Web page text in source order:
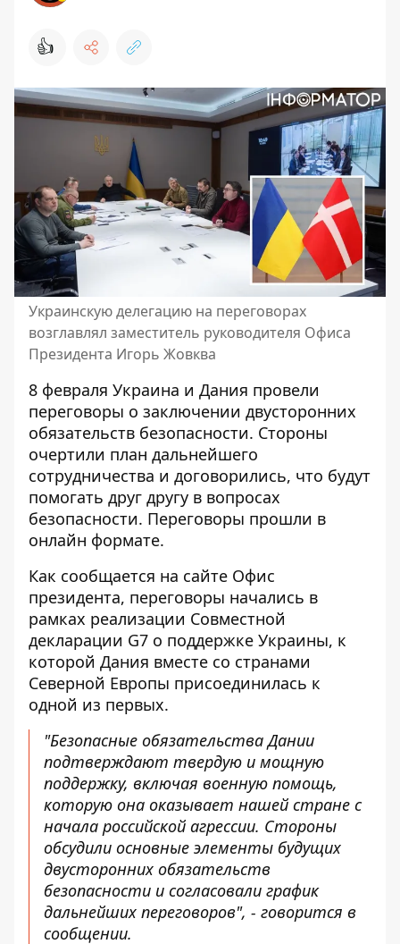
👍
Украинскую делегацию на переговорах
возглавлял заместитель руководителя Офиса
Президента Игорь Жовква
8 февраля Украина и Дания провели
переговоры о заключении двусторонних
обязательств безопасности. Стороны
очертили план дальнейшего
сотрудничества и договорились, что будут
помогать друг другу в вопросах
безопасности. Переговоры прошли в
онлайн формате.
Как сообщается на сайте Офис
президента, переговоры начались в
рамках реализации Совместной
декларации G7 о поддержке Украины, к
которой Дания вместе со странами
Северной Европы присоединилась к
одной из первых.
"Безопасные обязательства Дании
подтверждают твердую и мощную
поддержку, включая военную помощь,
которую она оказывает нашей стране с
начала российской агрессии. Стороны
обсудили основные элементы будущих
двусторонних обязательств
безопасности и согласовали график
дальнейших переговоров", - говорится в
сообщении.